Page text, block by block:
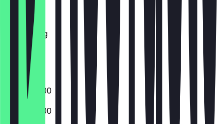
Dinsdag
Woensdag
Donderdag
Vrijdag
Zaterdag
Zondag
14:00 - 23:00
14:00 - 23:00